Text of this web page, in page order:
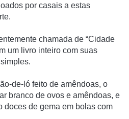
por casais a estas
chamada de “Cidade
um livro inteiro com suas
de-ló feito de amêndoas, o
branco de ovos e amêndoas, e
doces de gema em bolas com